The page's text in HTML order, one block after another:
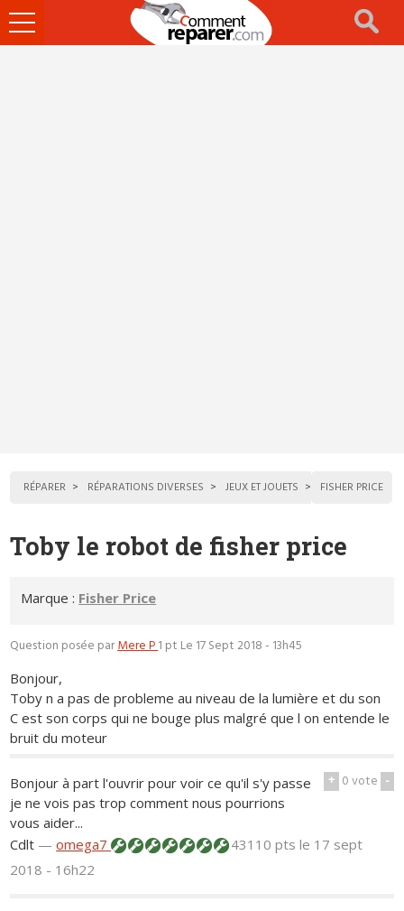
Ouvrir
le
RÉPARER RÉPARATIONS DIVERSES JEUX ET JOUETS FISHER PRICE
Toby le robot de fisher price
Marque : Fisher Price
Question posée parMere P1 pt Le 17 Sept 2018 - 13h45
Bonjour,
Toby n a pas de probleme au niveau de la lumière et du son
C est son corps qui ne bouge plus malgré que l on entende le
bruit du moteur
+ 0vote -
Bonjour à part l'ouvrir pour voir ce qu'il s'y passe
je ne vois pas trop comment nous pourrions
vous aider...
Cdlt —omega7 43110 ptsle 17 sept
2018 - 16h22